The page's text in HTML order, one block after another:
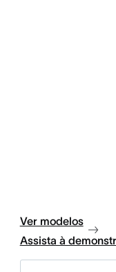
Ver modelos
Assista à